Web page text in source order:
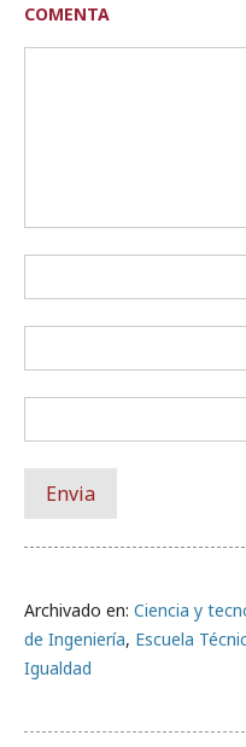
Archivado en: Ciencia y
de Ingeniería, Escuela
Igualdad
COMENTA